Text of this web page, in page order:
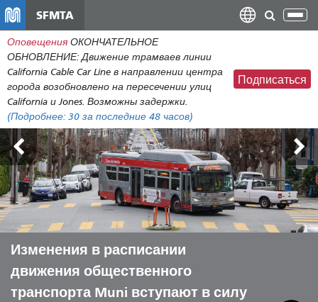
содержанию
SFMTA
Оповещения ОКОНЧАТЕЛЬНОЕ
ОБНОВЛЕНИЕ: Движение трамваев линии
California Cable Car Line в направлении центра
города возобновлено на пересечении улиц
California и Jones. Возможны задержки.
(Подробнее: 30 за последние 48 часов)
Подписаться
Внешние земли 7-9 августа
Изменения в расписании
движения общественного
транспорта Muni вступают в силу
Пусть Muni поможет вам провести
лето с комфортом.
Преодоление бюджетного
дефицита для спасения
муниципальных коммунальных